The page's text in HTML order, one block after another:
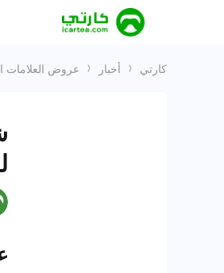
كارتي أخبار عروض العلامات